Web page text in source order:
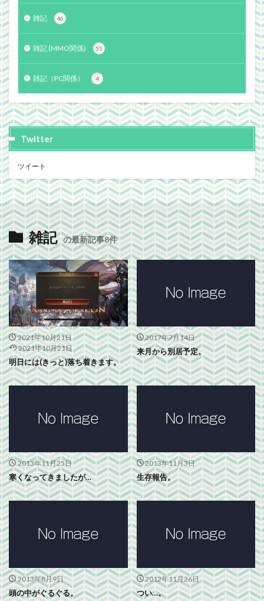
雑記 46
雑記 (MMO関係) 55
雑記（PC関係） 4
Twitter
ツイート
雑記 の最新記事8件
2021年10月21日
2021年10月21日
明日には(きっと)落ち着きます。
2017年7月14日
来月から別居予定。
2013年11月25日
寒くなってきましたが…
2013年11月3日
生存報告。
2013年8月9日
頭の中がぐるぐる。
2012年11月26日
つい…。